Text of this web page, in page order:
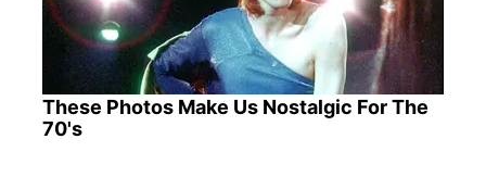
These Photos Make Us Nostalgic For The
70's